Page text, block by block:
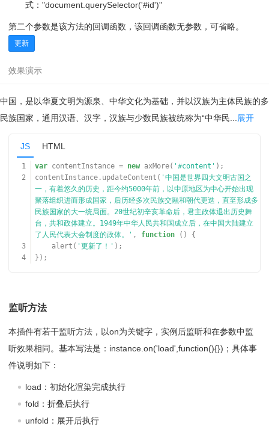
式："document.querySelector('#id')"
第二个参数是该方法的回调函数，该回调函数无参数，可省略。
更新
中国，是以华夏文明为源泉、中华文化为基础，并以汉族为主体民族的多
民族国家，通用汉语、汉字，汉族与少数民族被统称为“中华民...
展开
JS HTML
1 var contentInstance = new axMore( '#content' );
2
contentInstance.updateContent( '中国是世界四大文明古国之
一，有着悠久的历史，距今约5000年前，以中原地区为中心开始出现
聚落组织进而形成国家，后历经多次民族交融和朝代更迭，直至形成多
民族国家的大一统局面。20世纪初辛亥革命后，君主政体退出历史舞
台，共和政体建立。1949年中华人民共和国成立后，在中国大陆建立
了人民代表大会制度的政体。' , function
() {
3
alert( '更新了！' );
4
});
监听方法
本插件有若干监听方法，以on为关键字，实例后监听和在参数中监
听效果相同。基本写法是：instance.on('load',function(){})；具体事
件说明如下：
load：初始化渲染完成执行
fold：折叠后执行
unfold：展开后执行